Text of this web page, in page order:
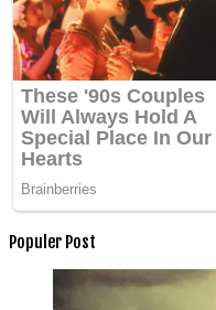
Populer Post